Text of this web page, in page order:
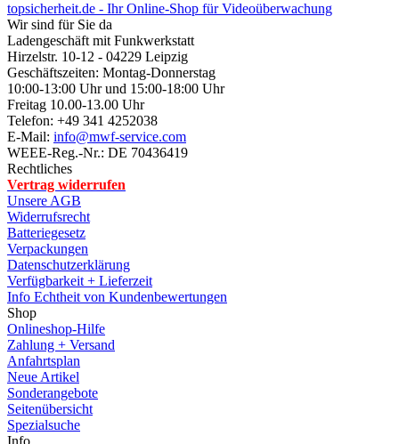
topsicherheit.de - Ihr Online-Shop für Videoüberwachung
Wir sind für Sie da
Ladengeschäft mit Funkwerkstatt
Hirzelstr. 10-12 - 04229 Leipzig
Geschäftszeiten: Montag-Donnerstag
10:00-13:00 Uhr und 15:00-18:00 Uhr
Freitag 10.00-13.00 Uhr
Telefon: +49 341 4252038
E-Mail: info@mwf-service.com
WEEE-Reg.-Nr.: DE 70436419
Rechtliches
Vertrag widerrufen
Unsere AGB
Widerrufsrecht
Batteriegesetz
Verpackungen
Datenschutzerklärung
Verfügbarkeit + Lieferzeit
Info Echtheit von Kundenbewertungen
Shop
Onlineshop-Hilfe
Zahlung + Versand
Anfahrtsplan
Neue Artikel
Sonderangebote
Seitenübersicht
Spezialsuche